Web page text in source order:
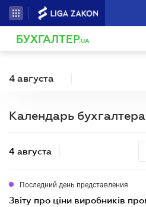
БУХГАЛТЕР.UA
4 августа
Календарь бухгалтера
4 августа
Последний день представления
звіту про ціни виробників промислової продукції за